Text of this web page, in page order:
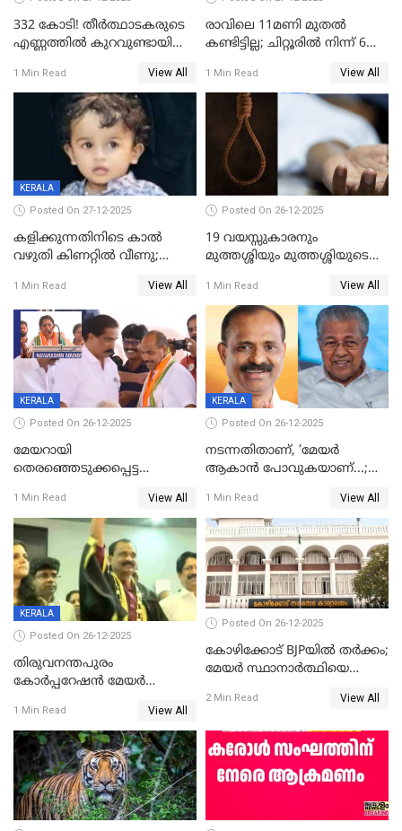
332 കോടി! തീർത്ഥാടകരുടെ
എണ്ണത്തിൽ കുറവുണ്ടായിട്ടും
കുതിച്ചുയരുന്നു
1 Min Read View All
രാവിലെ 11മണി മുതൽ
കണ്ടിട്ടില്ല; ചിറ്റൂരിൽ നിന്ന് 6
1 Min Read View All
KERALA
Posted On 27-12-2025
കളിക്കുന്നതിനിടെ കാൽ
വഴുതി കിണറ്റിൽ വീണു;
ദാരുണാന്ത്യം
1 Min Read View All
Posted On 26-12-2025
19 വയസ്സുകാരനും
മുത്തശ്ശിയും മുത്തശ്ശിയുടെ
മരിച്ചനിലയിൽ
1 Min Read View All
KERALA
Posted On 26-12-2025
മേയറായി
തെരഞ്ഞെടുക്കപ്പെട്ട
ആദ്യ വോട്ട് അസാധു; കണ്ണൂർ
ഡെപ്യൂട്ടി മേയർ സ്ഥാനത്ത്
താഹിറിന് വിജയം
1 Min Read View All
KERALA
Posted On 26-12-2025
നടന്നതിതാണ്, ‘മേയർ
ആകാൻ പോവുകയാണ്...;
മുഖ്യമന്ത്രിയുടെ ഓഫീസ്
തന്നെ വിശദീകരിയ്ക്കുന്നു;
സത്യമിതാണ്
1 Min Read View All
KERALA
Posted On 26-12-2025
തിരുവനന്തപുരം
കോര്‍പ്പറേഷന്‍ മേയര്‍
ഹൈക്കോടതിയിലേക്ക്;
സത്യപ്രതിജ്ഞ ചടങ്ങില്‍
ചട്ടലംഘനമെന്ന് പാർട്ടി
1 Min Read View All
Posted On 26-12-2025
കോഴിക്കോട് BJPയിൽ തർക്കം;
മേയർ സ്ഥാനാർത്ഥിയെ
2 Min Read View All